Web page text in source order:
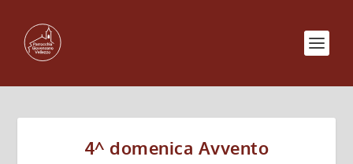
4^ domenica Avvento